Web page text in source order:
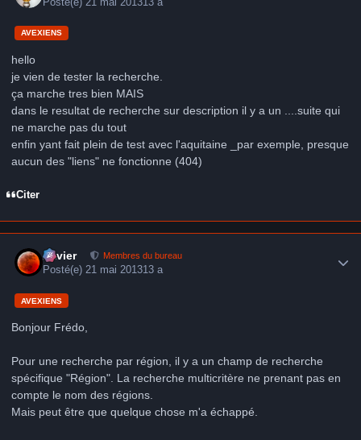
AVEXIENS
hello
je vien de tester la recherche.
ça marche tres bien MAIS
dans le resultat de recherche sur description il y a un ....suite qui
ne marche pas du tout
enfin yant fait plein de test avec l'aquitaine _par exemple, presque
aucun des "liens" ne fonctionne (404)
Citer
Xavier Membres du bureau
Posté(e)21 mai 201313 a
AVEXIENS
Bonjour Frédo,
Pour une recherche par région, il y a un champ de recherche
spécifique "Région". La recherche multicritère ne prenant pas en
compte le nom des régions.
Mais peut être que quelque chose m'a échappé.